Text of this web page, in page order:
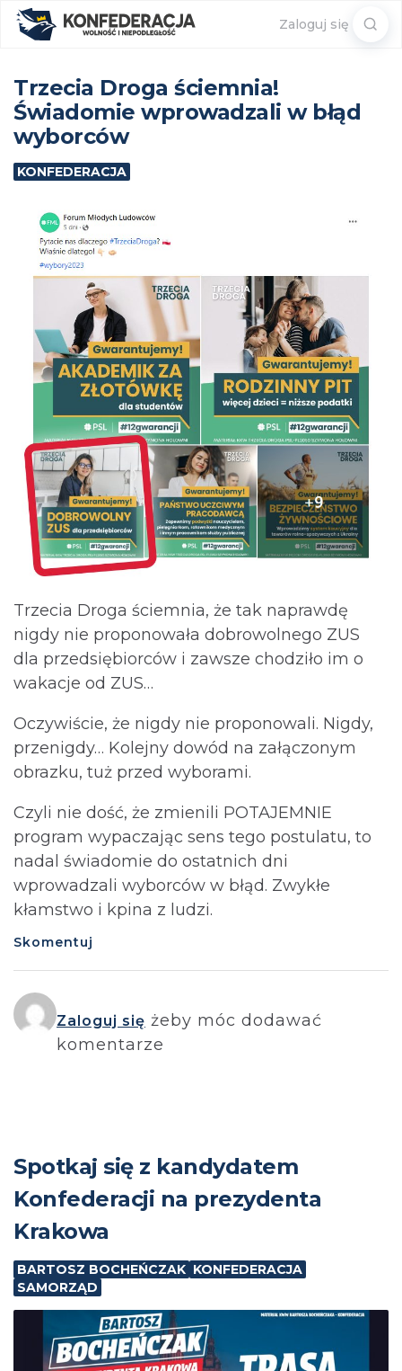
Zaloguj się
Trzecia Droga ściemnia!
Świadomie wprowadzali w błąd
wyborców
KONFEDERACJA
Trzecia Droga ściemnia, że tak naprawdę
nigdy nie proponowała dobrowolnego ZUS
dla przedsiębiorców i zawsze chodziło im o
wakacje od ZUS…
Oczywiście, że nigdy nie proponowali. Nigdy,
przenigdy… Kolejny dowód na załączonym
obrazku, tuż przed wyborami.
Czyli nie dość, że zmienili POTAJEMNIE
program wypaczając sens tego postulatu, to
nadal świadomie do ostatnich dni
wprowadzali wyborców w błąd. Zwykłe
kłamstwo i kpina z ludzi.
Skomentuj
Zaloguj się żeby móc dodawać
komentarze
Spotkaj się z kandydatem
Konfederacji na prezydenta
Krakowa
BARTOSZ BOCHEŃCZAK KONFEDERACJA
SAMORZĄD